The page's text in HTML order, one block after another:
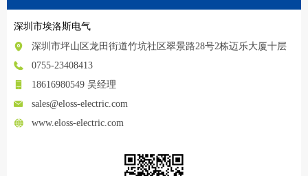
深圳市埃洛斯电气
深圳市坪山区龙田街道竹坑社区翠景路28号2栋迈乐大厦十层
0755-23408413
18616980549 吴经理
sales@eloss-electric.com
www.eloss-electric.com